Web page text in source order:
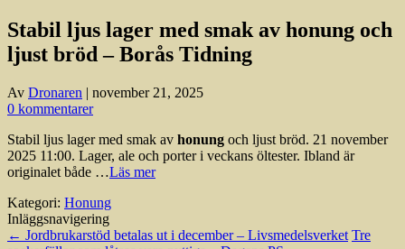
Stabil ljus lager med smak av honung och
ljust bröd – Borås Tidning
Av Dronaren | november 21, 2025
0 kommentarer
Stabil ljus lager med smak av honung och ljust bröd. 21 november
2025 11:00. Lager, ale och porter i veckans öltester. Ibland är
originalet både …Läs mer
Kategori: Honung
Inläggsnavigering
← Jordbrukarstöd betalas ut i december – Livsmedelsverket Tre